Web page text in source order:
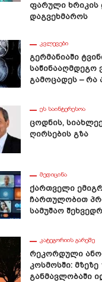
Ფარული Ხრიკის
Დაგვეხმაროს
ᲙᲕᲚᲔᲕᲔᲑᲘ
Გერმანიაში
Საწინააღმდეგო
Გამოცადეს – Რა
ᲔᲡ ᲡᲐᲘᲜᲢᲔᲠᲔᲡᲝᲐ
Ცოდნის,
Ღირსების Გზა
ᲛᲔᲓᲘᲪᲘᲜᲐ
Ქართველი
Ჩართულობით
Სამუშაო
ᲙᲐᲢᲔᲒᲝᲠᲘᲘᲡ ᲒᲐᲠᲔᲨᲔ
Რეკორდული
Კოსმოსში: Მზეზე
Განმავლობაში